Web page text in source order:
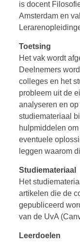
is docent
Amsterdam en
Toetsing
Het vak wordt
Deelnemers
colleges en het
probleem uit de
analyseren en
studiemateriaal
hulpmiddelen
eventuele
leggen waarom
Studiemateriaal
Het
artikelen die de
gepubliceerd
van de UvA
Leerdoelen